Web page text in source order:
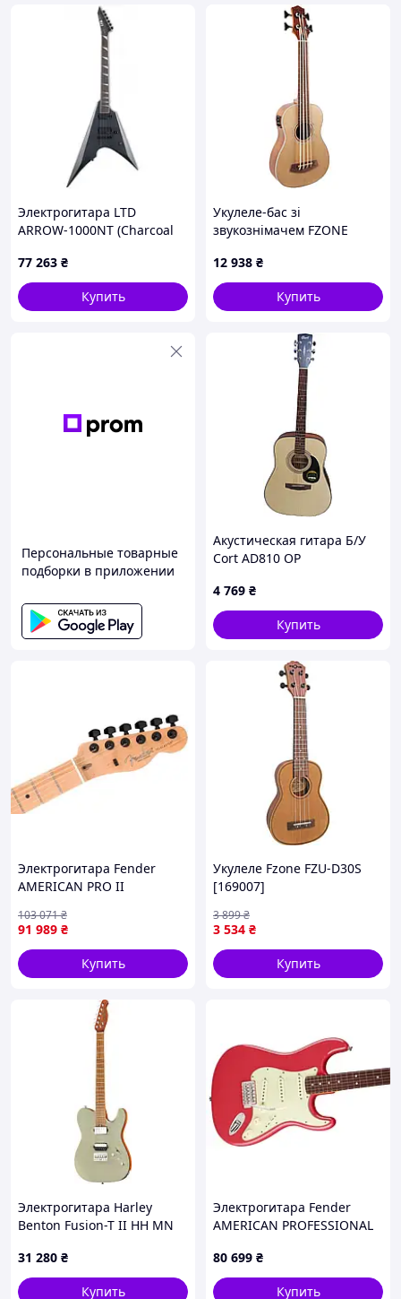
Электрогитара LTD
ARROW-1000NT (Charcoal
77 263 ₴
Купить
Укулеле-бас зі
звукознімачем FZONE
12 938 ₴
Купить
Персональные товарные
подборки в приложении
Акустическая гитара Б/У
Cort AD810 OP
4 769 ₴
Купить
Электрогитара Fender
AMERICAN PRO II
SMOKE
91 989 ₴
103 071₴
Купить
Укулеле Fzone FZU-D30S
[169007]
3 534 ₴
3 899₴
Купить
Электрогитара Harley
Benton Fusion-T II HH MN
31 280 ₴
Купить
Электрогитара Fender
AMERICAN PROFESSIONAL
FADED DAKOTA RED
80 699 ₴
Купить